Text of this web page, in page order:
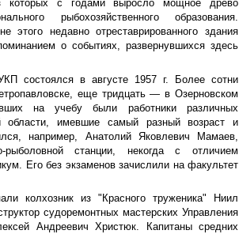
которых с годами выросло мощное древо
рыбохозяйственного образования.
этого недавно отреставрированного здания
о событиях, развернувшихся здесь
состоялся в августе 1957 г. Более сотни
еще тридцать — в Озерновском
на учебу были работники различных
области, имевшие самый разный возраст и
например, Анатолий Яковлевич Мамаев,
рыболовной станции, некогда с отличием
Его без экзаменов зачислили на факультет
колхозник из "Красного труженика" Ниил
судоремонтных мастерских Управления
Андреевич Христюк. Капитаны средних